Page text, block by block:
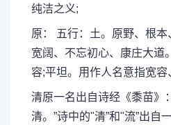
纯洁之义;
原： 五行：土。原野、根
宽阔、不忘初心、康庄大道
容;平坦。用作人名意指宽
清原一名出自诗经《黍苗》
清。”诗中的"清”和"流”出自